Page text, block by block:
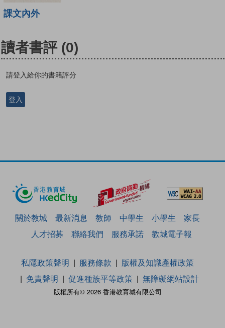
課文內外
讀者書評 (0)
請登入給你的書籍評分
登入
關於教城 最新消息 教師 中學生 小學生
家長
人才招募
聯絡我們 服務承諾 教城電子報
版權所有© 2026 香港教育城有限公司
私隱政策聲明 服務條款
版權及知識產權政策
免責聲明
促進種族平等政策 無障礙網站設計